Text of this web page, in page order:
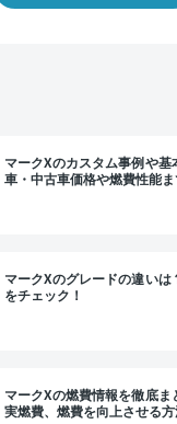
マークXのカスタム事例や
車・中古車価格や燃費性能
マークXのグレードの違いは
をチェック！
マークXの燃費情報を徹底
実燃費、燃費を向上させる